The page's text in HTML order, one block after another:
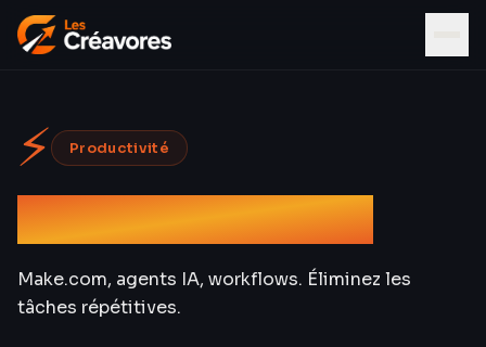
⚡ Productivité
Automatisation IA
Make.com, agents IA, workflows. Éliminez les
tâches répétitives.